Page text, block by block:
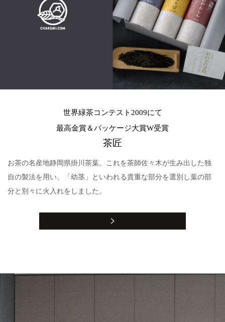
世界緑茶コンテスト2009にて
最高金賞＆パッケージ大賞W受賞
茶匠
お茶の名産地静岡県掛川茶葉。これを茶師佐々木が生み出した独
自の製法を用い、「幼茎」といわれる貴重な部分を選別し葉の部
分と別々に火入れをしました。